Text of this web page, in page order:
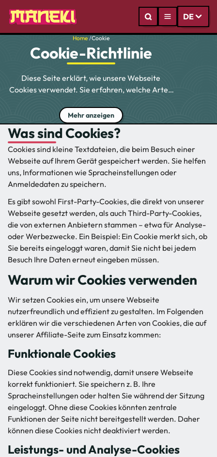
DE
Home/Cookie
Cookie-Richtlinie
Diese Seite erklärt, wie unsere Webseite
Cookies verwendet. Sie erfahren, welche Arten
und wie Sie Ihre Einstellungen verwalten
können. Unsere Cookie-Richtlinie gilt für alle
Benutzer unsererManeki Casino-Webseite
unabhängig vom Standort.
Mehr anzeigen
Was sind Cookies?
Cookies sind kleine Textdateien, die beim Besuch einer
Webseite auf Ihrem Gerät gespeichert werden. Sie helfen
uns, Informationen wie Spracheinstellungen oder
Anmeldedaten zu speichern.
Es gibt sowohl First-Party-Cookies, die direkt von unserer
Webseite gesetzt werden, als auch Third-Party-Cookies,
die von externen Anbietern stammen – etwa für Analyse-
oder Werbezwecke. Ein Beispiel: Ein Cookie merkt sich, ob
Sie bereits eingeloggt waren, damit Sie nicht bei jedem
Besuch Ihre Daten erneut eingeben müssen.
Warum wir Cookies verwenden
Wir setzen Cookies ein, um unsere Webseite
nutzerfreundlich und effizient zu gestalten. Im Folgenden
erklären wir die verschiedenen Arten von Cookies, die auf
unserer Affiliate-Seite zum Einsatz kommen:
Funktionale Cookies
Diese Cookies sind notwendig, damit unsere Webseite
korrekt funktioniert. Sie speichern z. B. Ihre
Spracheinstellungen oder halten Sie während der Sitzung
eingeloggt. Ohne diese Cookies könnten zentrale
Funktionen der Seite nicht bereitgestellt werden. Daher
können diese Cookies nicht deaktiviert werden.
Leistungs- und Analyse-Cookies